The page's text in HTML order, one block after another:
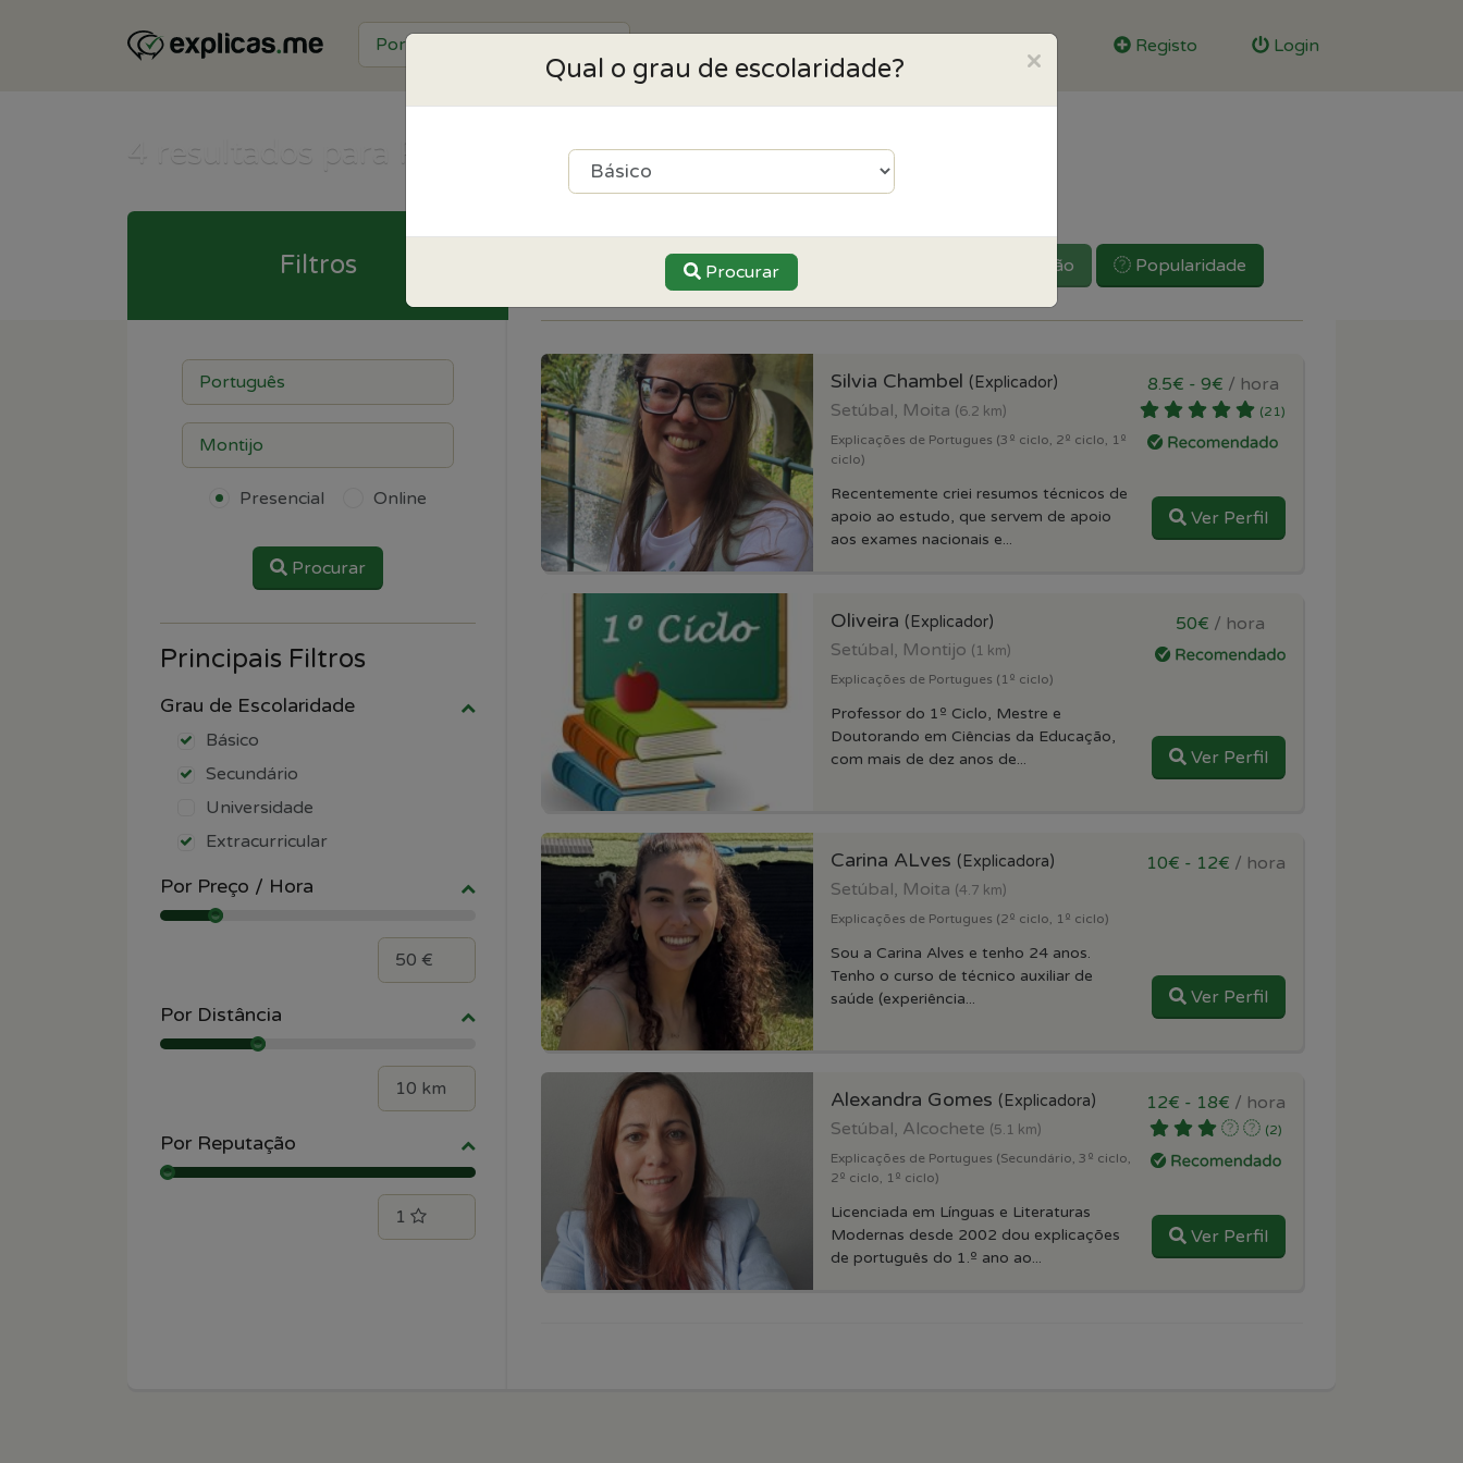
Registo Login
4 resultados para Português perto de Montijo
Ordenar por: Preço Reputação Popularidade
Silvia Chambel (Explicador)
Setúbal, Moita (6.2 km)
Explicações de Portugues (3º ciclo, 2º ciclo, 1º
ciclo)
Recentemente criei resumos técnicos de
apoio ao estudo, que servem de apoio
aos exames nacionais e...
8.5€ - 9€ / hora
(21)
Ver Perfil
Oliveira (Explicador)
Setúbal, Montijo (1 km)
Explicações de Portugues (1º ciclo)
Professor do 1º Ciclo, Mestre e
Doutorando em Ciências da Educação,
com mais de dez anos de...
50€ / hora
Ver Perfil
Carina ALves (Explicadora)
Setúbal, Moita (4.7 km)
Explicações de Portugues (2º ciclo, 1º ciclo)
Sou a Carina Alves e tenho 24 anos.
Tenho o curso de técnico auxiliar de
saúde (experiência...
10€ - 12€ / hora
Ver Perfil
Alexandra Gomes (Explicadora)
Setúbal, Alcochete (5.1 km)
Explicações de Portugues (Secundário, 3º ciclo,
2º ciclo, 1º ciclo)
Licenciada em Línguas e Literaturas
Modernas desde 2002 dou explicações
de português do 1.º ano ao...
12€ - 18€ / hora
(2)
Ver Perfil
Filtros
Presencial Online
Procurar
Principais Filtros
Grau de Escolaridade
Básico
Secundário
Universidade
Extracurricular
Por Preço / Hora
Por Distância
Por Reputação
×
Qual o grau de escolaridade?
Procurar